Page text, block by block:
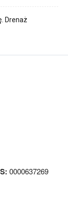
Drenaż
0000637269